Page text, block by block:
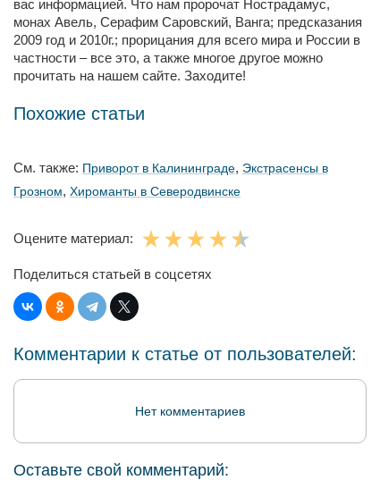
вас информацией. Что нам пророчат Нострадамус,
монах Авель, Серафим Саровский, Ванга; предсказания
2009 год и 2010г.; прорицания для всего мира и России в
частности – все это, а также многое другое можно
прочитать на нашем сайте. Заходите!
Оцените материал:
Поделиться статьей в соцсетях
Комментарии к статье от пользователей:
Нет комментариев
Оставьте свой комментарий:
Похожие статьи
См. также: Приворот в Калининграде, Экстрасенсы в
Грозном, Хироманты в Северодвинске